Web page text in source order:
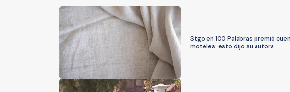
Stgo en 100 Palabras premió
moteles: esto dijo su autora